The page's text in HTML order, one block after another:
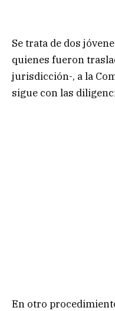
Se trata de dos
quienes fueron
jurisdicción-, a la
sigue con las
En otro